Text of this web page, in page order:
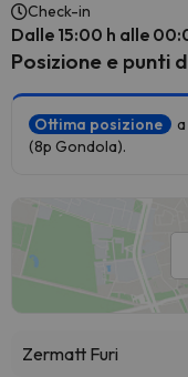
Check-in
Dalle 15:00 h alle
Posizione e punti
Ottima posizione
(8p Gondola).
Zermatt Furi